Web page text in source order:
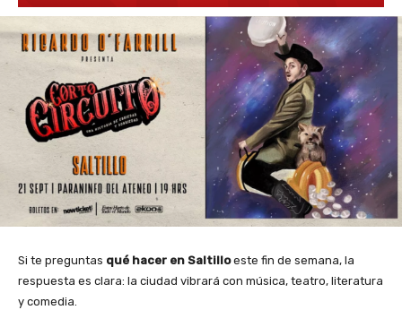
Si te preguntas qué hacer en Saltilloeste fin de semana, la
respuesta es clara: la ciudad vibrará con música, teatro, literatura
y comedia.